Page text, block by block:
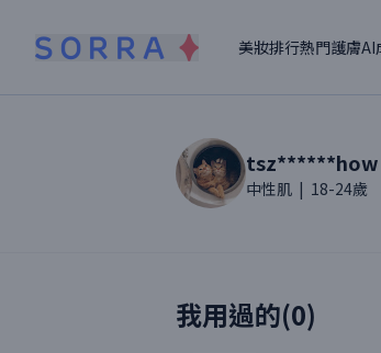
美妝排行熱門護膚AI
讀者【tsz******how】美
tsz******how
中性肌 | 18-24歲
我用過的(0)